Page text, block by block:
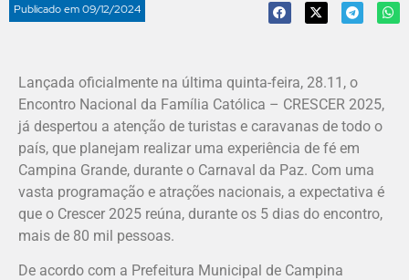
Publicado em09/12/2024
Lançada oficialmente na última quinta-feira, 28.11, o
Encontro Nacional da Família Católica – CRESCER 2025,
já despertou a atenção de turistas e caravanas de todo o
país, que planejam realizar uma experiência de fé em
Campina Grande, durante o Carnaval da Paz. Com uma
vasta programação e atrações nacionais, a expectativa é
que o Crescer 2025 reúna, durante os 5 dias do encontro,
mais de 80 mil pessoas.
De acordo com a Prefeitura Municipal de Campina